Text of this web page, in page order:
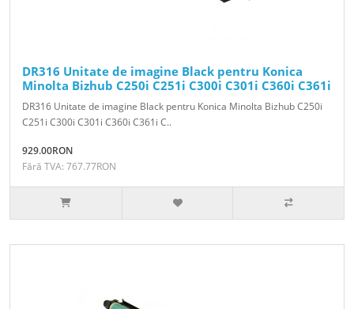
DR316 Unitate de imagine Black pentru Konica
Minolta Bizhub C250i C251i C300i C301i C360i C361i
DR316 Unitate de imagine Black pentru Konica Minolta Bizhub C250i
C251i C300i C301i C360i C361i C..
929.00RON
Fără TVA: 767.77RON